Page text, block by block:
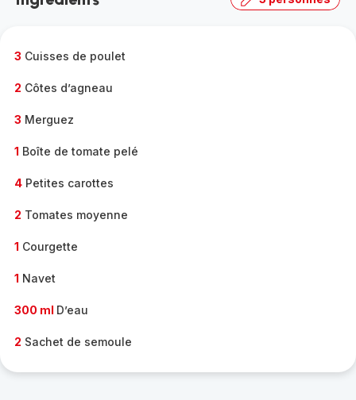
3 Cuisses de poulet
2 Côtes d’agneau
3 Merguez
1 Boîte de tomate pelé
4 Petites carottes
2 Tomates moyenne
1 Courgette
1 Navet
300 ml D’eau
2 Sachet de semoule